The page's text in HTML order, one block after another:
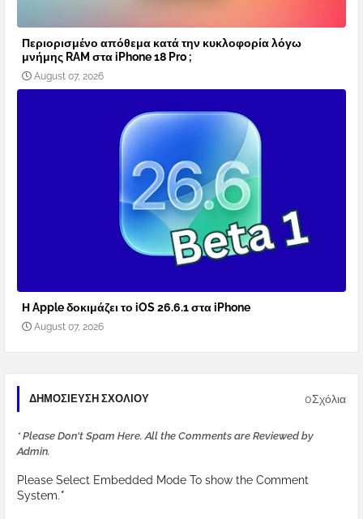
Περιορισμένο απόθεμα κατά την κυκλοφορία λόγω
μνήμης RAM στα iPhone 18 Pro ;
August 07, 2026
Η Apple δοκιμάζει το iOS 26.6.1 στα iPhone
August 07, 2026
ΔΗΜΟΣΊΕΥΣΗ ΣΧΟΛΊΟΥ 0Σχόλια
* Please Don't Spam Here. All the Comments are Reviewed by
Admin.
Please Select Embedded Mode To show the Comment
System.*